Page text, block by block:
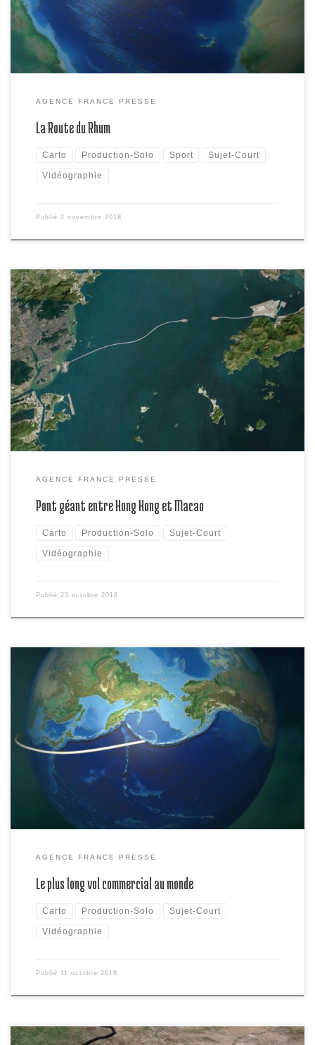
AGENCE FRANCE PRESSE
La Route du Rhum
Carto Production-Solo Sport Sujet-Court
Vidéographie
Publié 2 novembre 2018
Xi Jinping inaugure un pont gigantesque entre Hong Kong, Macao et
la Chine continentale. Localisation en vidéographie du pont.
AGENCE FRANCE PRESSE
Pont géant entre Hong Kong et Macao
Carto Production-Solo Sujet-Court
Vidéographie
Publié 23 octobre 2018
Des passagers se préparaient jeudi à embarquer sur le plus long vol
au monde: un marathon de près de 19 heures entre Singapour et
New York.
AGENCE FRANCE PRESSE
Le plus long vol commercial au monde
Carto Production-Solo Sujet-Court
Vidéographie
Publié 11 octobre 2018